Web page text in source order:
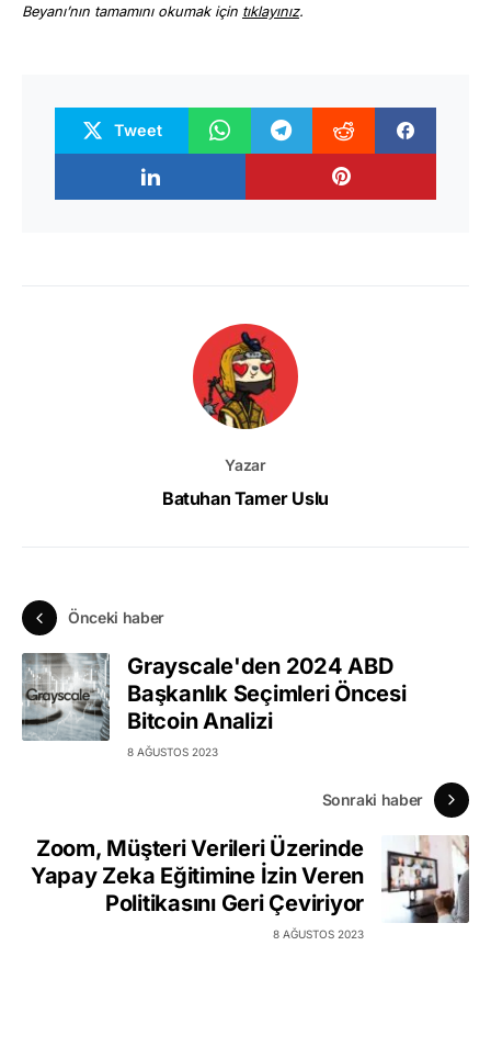
Beyanı’nın tamamını okumak için tıklayınız.
Tweet
Yazar
Batuhan Tamer Uslu
Önceki haber
Grayscale'den 2024 ABD
Başkanlık Seçimleri Öncesi
Bitcoin Analizi
8 AĞUSTOS 2023
Sonraki haber
Zoom, Müşteri Verileri Üzerinde
Yapay Zeka Eğitimine İzin Veren
Politikasını Geri Çeviriyor
8 AĞUSTOS 2023